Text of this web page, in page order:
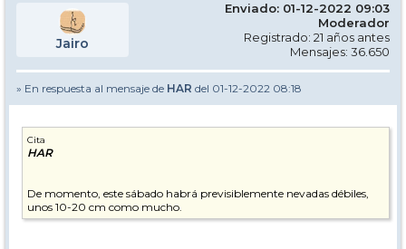
Jairo
Enviado: 01-12-2022 09:03
Moderador
Registrado: 21 años antes
Mensajes: 36.650
» En respuesta al mensaje de HAR del 01-12-2022 08:18
Cita
HAR
De momento, este sábado habrá previsiblemente nevadas débiles,
unos 10-20 cm como mucho.